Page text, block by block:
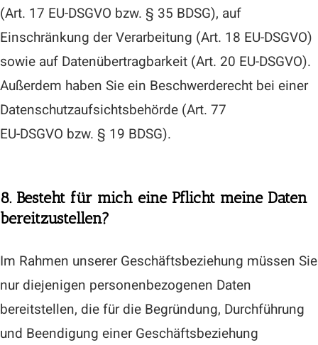
(Art. 17 EU-DSGVO bzw. § 35 BDSG), auf
Einschränkung der Verarbeitung (Art. 18 EU-DSGVO)
sowie auf Datenübertragbarkeit (Art. 20 EU-DSGVO).
Außerdem haben Sie ein Beschwerderecht bei einer
Datenschutzaufsichtsbehörde (Art. 77
EU-DSGVO bzw. § 19 BDSG).
8. Besteht für mich eine Pflicht meine Daten
bereitzustellen?
Im Rahmen unserer Geschäftsbeziehung müssen Sie
nur diejenigen personenbezogenen Daten
bereitstellen, die für die Begründung, Durchführung
und Beendigung einer Geschäftsbeziehung